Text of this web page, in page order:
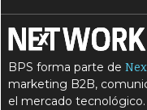
BPS forma parte de
marketing B2B,
el mercado